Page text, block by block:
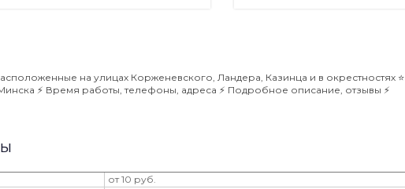
на улицах Корженевского, Ландера, Казинца и в окрестностях ⭐️
⚡️ Время работы, телефоны, адреса ⚡️ Подробное описание, отзывы ⚡️
от 10 руб.